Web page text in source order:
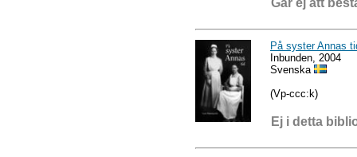
På syster Annas
Inbunden, 2004
Svenska
(Vp-ccc:k)
Ej i detta